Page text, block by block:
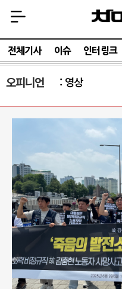
전체기사 이슈 인터링크
오피니언 영상